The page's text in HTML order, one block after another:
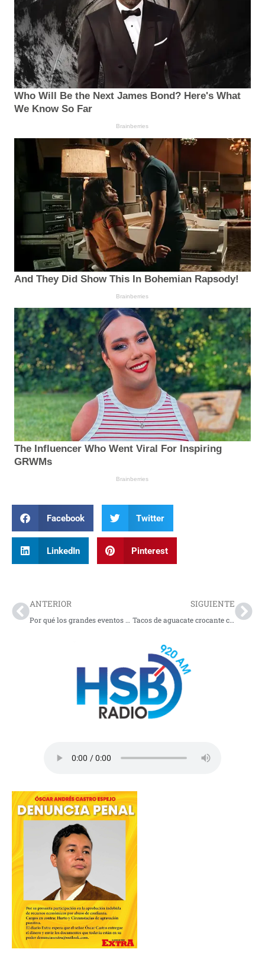
Facebook Twitter
LinkedIn Pinterest
ANTERIOR
Por qué los grandes eventos están redefiniendo la inversión inmobiliaria para los colombianos
SIGUIENTE
Tacos de aguacate crocante con salsa de mango